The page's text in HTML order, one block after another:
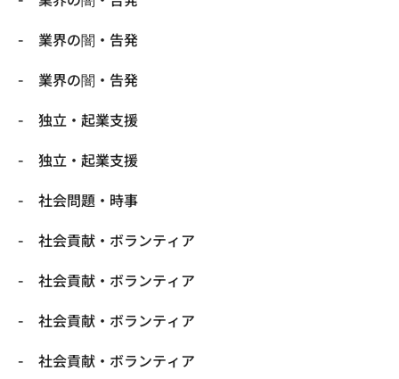
業界の闇・告発
業界の闇・告発
独立・起業支援
独立・起業支援
社会問題・時事
社会貢献・ボランティア
社会貢献・ボランティア
社会貢献・ボランティア
社会貢献・ボランティア